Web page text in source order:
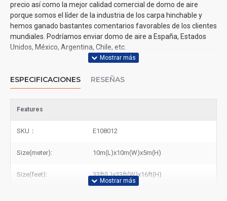
precio así como la mejor calidad comercial de domo de aire
porque somos el líder de la industria de los carpa hinchable y
hemos ganado bastantes comentarios favorables de los clientes
mundiales. Podríamos enviar domo de aire a España, Estados
Unidos, México, Argentina, Chile, etc.
ESPECIFICACIONES RESEÑAS
Features
SKU： E108012
Size(meter): 10m(L)x10m(W)x5m(H)
Size(feet): 33ft(L)x33ft(W)x16ft(H)